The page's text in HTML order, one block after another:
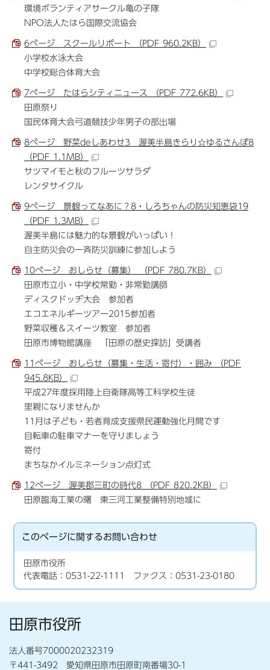
環境ボランティアサークル亀の子隊
NPO法人たはら国際交流協会
6ページ スクールリポート （PDF 960.2KB）
小学校水泳大会
中学校総合体育大会
7ページ たはらシティニュース （PDF 772.6KB）
田原祭り
国民体育大会弓道競技少年男子の部出場
8ページ 野菜deしあわせ3 渥美半島きらり☆ゆるさんぽ8
（PDF 1.1MB）
サツマイモと秋のフルーツサラダ
レンタサイクル
9ページ 景観ってなあに？8・しろちゃんの防災知恵袋19
（PDF 1.3MB）
渥美半島には魅力的な景観がいっぱい！
自主防災会の一斉防災訓練に参加しよう
10ページ おしらせ（募集） （PDF 780.7KB）
田原市立小・中学校常勤・非常勤講師
ディスクドッヂ大会 参加者
エコエネルギーツアー2015参加者
野菜収穫＆スイーツ教室 参加者
田原市博物館講座 「田原の歴史探訪」受講者
11ページ おしらせ（募集・生活・寄付）・囲み （PDF
945.8KB）
平成27年度採用陸上自衛隊高等工科学校生徒
里親になりませんか
11月は子ども・若者育成支援県民運動強化月間です
自転車の駐車マナーを守りましょう
寄付
まちなかイルミネーション点灯式
12ページ 渥美郡三町の時代8 （PDF 820.2KB）
田原臨海工業の曙 東三河工業整備特別地域に
このページに関するお問い合わせ
田原市役所
代表電話：0531-22-1111 ファクス：0531-23-0180
田原市役所
法人番号7000020232319
〒441-3492 愛知県田原市田原町南番場30-1